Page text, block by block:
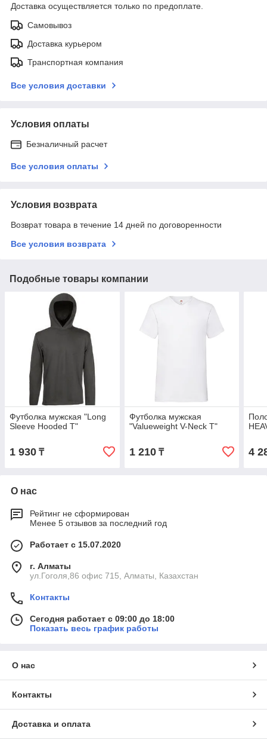
Доставка осуществляется только по предоплате.
Самовывоз
Доставка курьером
Транспортная компания
Все условия доставки
Условия оплаты
Безналичный расчет
Все условия оплаты
Условия возврата
Возврат товара в течение 14 дней по договоренности
Все условия возврата
Подобные товары компании
Футболка мужская "Long
Sleeve Hooded T"
1 930 ₸
Футболка мужская
"Valueweight V-Neck T"
1 210₸ 4
О нас
Рейтинг не сформирован
Менее 5 отзывов за последний год
Работает с 15.07.2020
г. Алматы
ул.Гоголя,86 офис 715, Алматы, Казахстан
Контакты
Сегодня работает с 09:00 до 18:00
Показать весь график работы
О нас
Контакты
Доставка и оплата